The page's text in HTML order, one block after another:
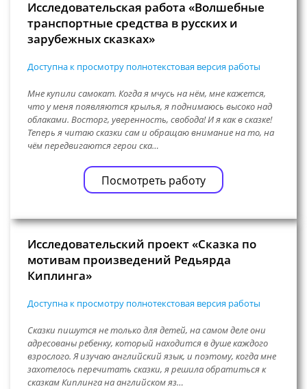
Исследовательская работа «Волшебные
транспортные средства в русских и
зарубежных сказках»
Доступна к просмотру полнотекстовая версия работы
Мне купили самокат. Когда я мчусь на нём, мне кажется,
что у меня появляются крылья, я поднимаюсь высоко над
облаками. Восторг, уверенность, свобода! И я как в сказке!
Теперь я читаю сказки сам и обращаю внимание на то, на
чём передвигаются герои ска…
Посмотреть работу
Исследовательский проект «Сказка по
мотивам произведений Редьярда
Киплинга»
Доступна к просмотру полнотекстовая версия работы
Сказки пишутся не только для детей, на самом деле они
адресованы ребенку, который находится в душе каждого
взрослого. Я изучаю английский язык, и поэтому, когда мне
захотелось перечитать сказки, я решила обратиться к
сказкам Киплинга на английском яз…